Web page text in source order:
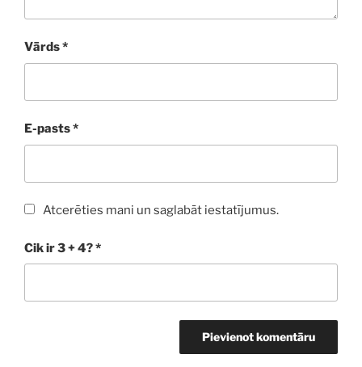
Vārds*
E-pasts*
Atcerēties mani un saglabāt iestatījumus.
Cik ir 3 + 4?*